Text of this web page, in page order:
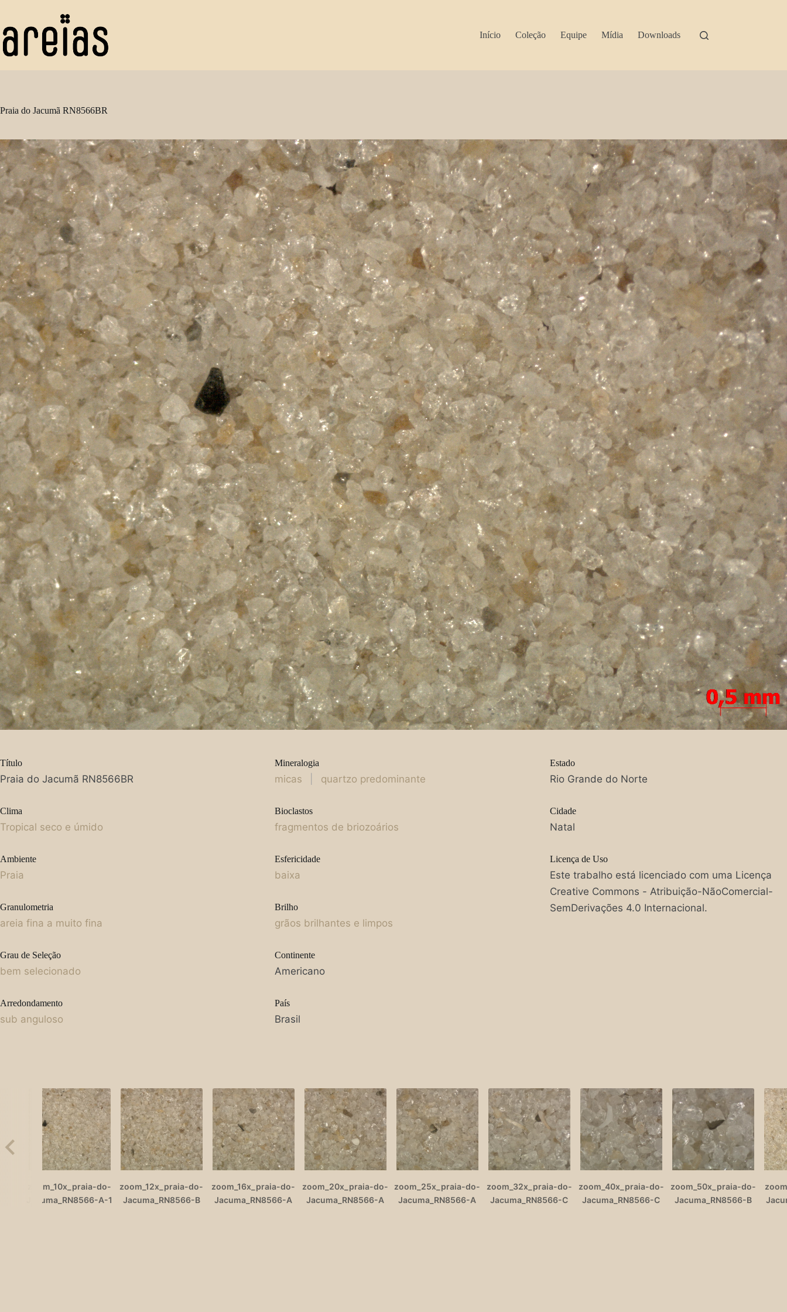
conteúdo
Início Coleção Equipe Mídia Downloads
Praia do Jacumã RN8566BR
zoom_10x_praia-do-
Jacuma_RN8566-A-1
zoom_12x_praia-do-
Jacuma_RN8566-B
zoom_16x_praia-do-
Jacuma_RN8566-A
zoom_20x_praia-do-
Jacuma_RN8566-A
zoom_25x_praia-do-
Jacuma_RN8566-A
zoom_32x_praia-do-
Jacuma_RN8566-C
zoom_40x_praia-do-
Jacuma_RN8566-C
zoom_50x_praia-do-
Jacuma_RN8566-B
Título
Praia do Jacumã RN8566BR
Clima
Tropical seco e úmido
Ambiente
Praia
Granulometria
areia fina a muito fina
Grau de Seleção
bem selecionado
Arredondamento
sub anguloso
Mineralogia
micas quartzo predominante
Bioclastos
fragmentos de briozoários
Esfericidade
baixa
Brilho
grãos brilhantes e limpos
Continente
Americano
País
Brasil
Estado
Rio Grande do Norte
Cidade
Natal
Licença de Uso
Este trabalho está licenciado com uma Licença
Creative Commons - Atribuição-NãoComercial-
SemDerivações 4.0 Internacional.